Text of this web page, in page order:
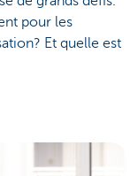
pour les
Et quelle est